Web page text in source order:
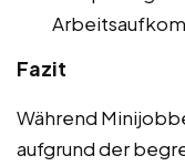
Fazit
Während
aufgrund der